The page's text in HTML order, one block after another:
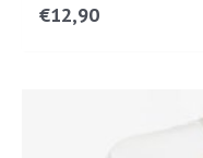
€12,90